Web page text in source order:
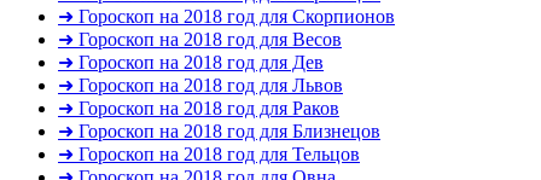
➜ Гороскоп на 2018 год для Скорпионов
➜ Гороскоп на 2018 год для Весов
➜ Гороскоп на 2018 год для Дев
➜ Гороскоп на 2018 год для Львов
➜ Гороскоп на 2018 год для Раков
➜ Гороскоп на 2018 год для Близнецов
➜ Гороскоп на 2018 год для Тельцов